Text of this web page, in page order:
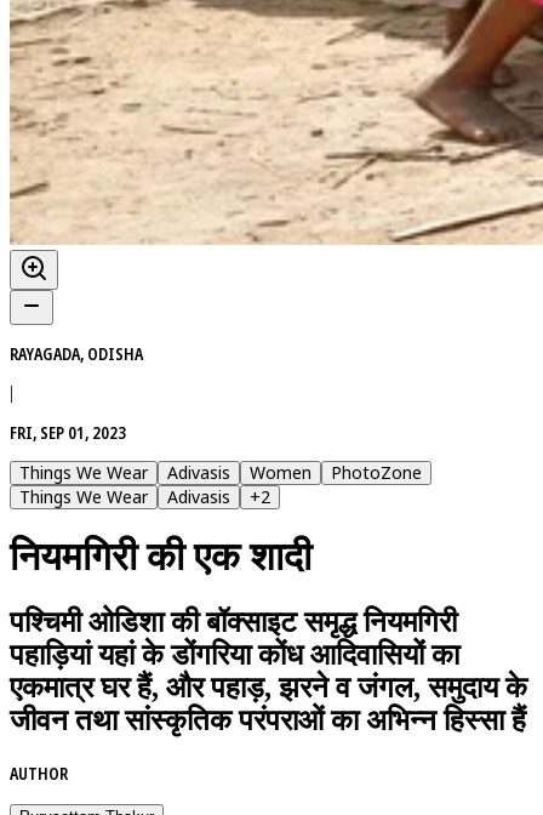
RAYAGADA, ODISHA
|
FRI, SEP 01, 2023
Things We Wear
Adivasis Women
PhotoZone
Things We Wear
Adivasis +2
नियमगिरी की एक शादी
पश्चिमी ओडिशा की बॉक्साइट समृद्ध नियमगिरी
पहाड़ियां यहां के डोंगरिया कोंध आदिवासियों का
एकमात्र घर हैं, और पहाड़, झरने व जंगल, समुदाय के
जीवन तथा सांस्कृतिक परंपराओं का अभिन्न हिस्सा हैं
AUTHOR